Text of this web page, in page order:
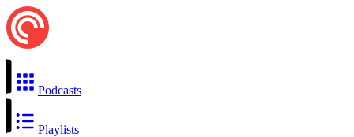
Podcasts
Playlists